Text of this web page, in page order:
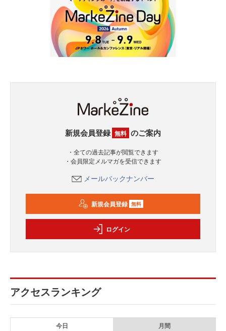
新規会員登録 無料 のご案内
・全ての過去記事が閲覧できます
・会員限定メルマガを受信できます
メールバックナンバー
新規会員登録 無料
ログイン
アクセスランキング
今日 月間